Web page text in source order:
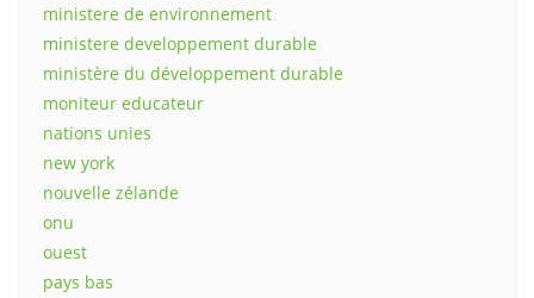
ministere de environnement
ministere developpement durable
ministère du développement durable
moniteur educateur
nations unies
new york
nouvelle zélande
onu
ouest
pays bas